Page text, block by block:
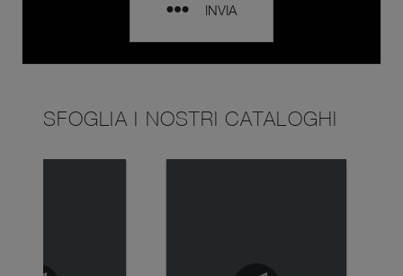
INVIA
SFOGLIA I NOSTRI CATALOGHI